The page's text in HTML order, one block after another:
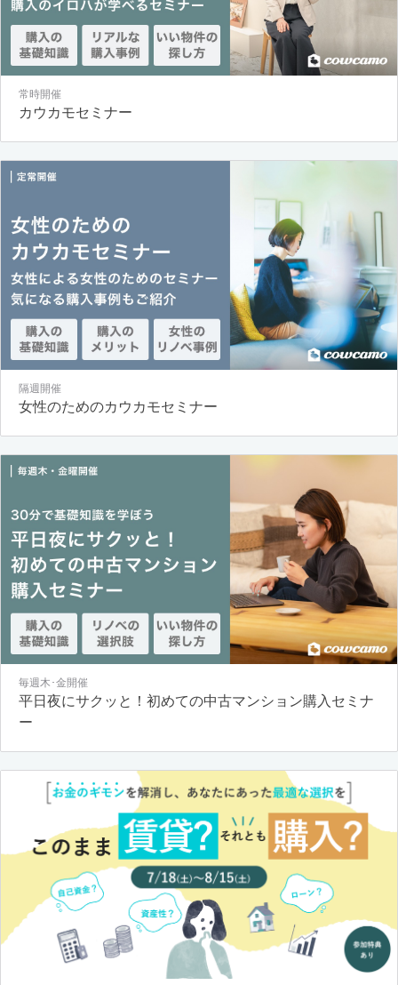
常時開催
カウカモセミナー
隔週開催
女性のためのカウカモセミナー
毎週木･金開催
平日夜にサクッと！初めての中古マンション購入セミナ
ー